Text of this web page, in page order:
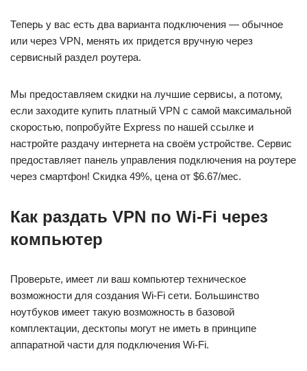
Теперь у вас есть два варианта подключения — обычное
или через VPN, менять их придется вручную через
сервисный раздел роутера.
Мы предоставляем скидки на лучшие сервисы, а потому,
если заходите купить платный VPN с самой максимальной
скоростью, попробуйте Express по нашей ссылке и
настройте раздачу интернета на своём устройстве. Сервис
предоставляет панель управления подключения на роутере
через смартфон! Скидка 49%, цена от $6.67/мес.
Как раздать VPN по Wi-Fi через
компьютер
Проверьте, имеет ли ваш компьютер техническое
возможности для создания Wi-Fi сети. Большинство
ноутбуков имеет такую возможность в базовой
комплектации, десктопы могут не иметь в принципе
аппаратной части для подключения Wi-Fi.